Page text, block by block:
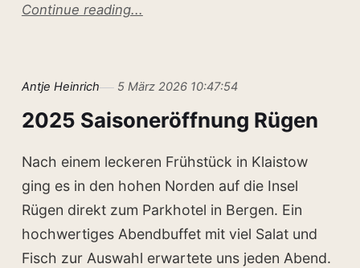
Continue reading...
Antje Heinrich 5 März 2026 10:47:54
2025 Saisoneröffnung Rügen
Nach einem leckeren Frühstück in Klaistow
ging es in den hohen Norden auf die Insel
Rügen direkt zum Parkhotel in Bergen. Ein
hochwertiges Abendbuffet mit viel Salat und
Fisch zur Auswahl erwartete uns jeden Abend.